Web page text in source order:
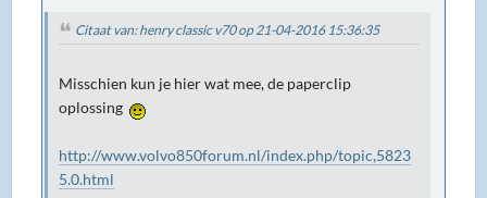
Citaat van: henry classic v70 op 21-04-2016 15:36:35
Misschien kun je hier wat mee, de paperclip
oplossing
http://www.volvo850forum.nl/index.php/topic,5823
5.0.html